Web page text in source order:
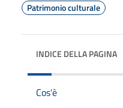
Patrimonio culturale
INDICE DELLA PAGINA
Cos'è